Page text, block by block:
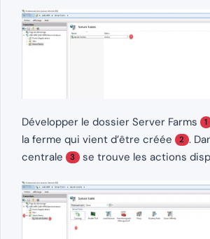
Développer le dossier Server Farms 1
la ferme qui vient d’être créée
2 .
centrale
3 se trouve les actions